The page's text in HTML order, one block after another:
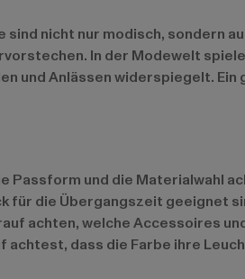
nicht nur modisch, sondern
In der Modewelt
und Anlässen widerspiegelt.
und die Materialwahl
für die Übergangszeit geeignet
achten, welche Accessoires
achtest, dass die Farbe ihre